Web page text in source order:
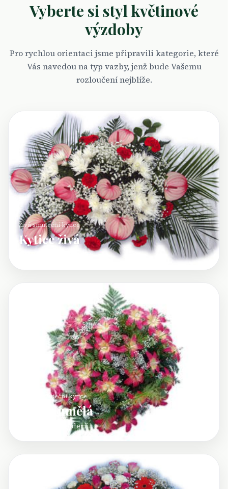
Vyberte si styl květinové
výzdoby
Pro rychlou orientaci jsme připravili kategorie, které
Vás navedou na typ vazby, jenž bude Vašemu
rozloučení nejblíže.
Živá smuteční kytice
Kytice živá
Otevřít celou galerii
Umělá smuteční kytice
Kytice umělá
Otevřít celou galerii